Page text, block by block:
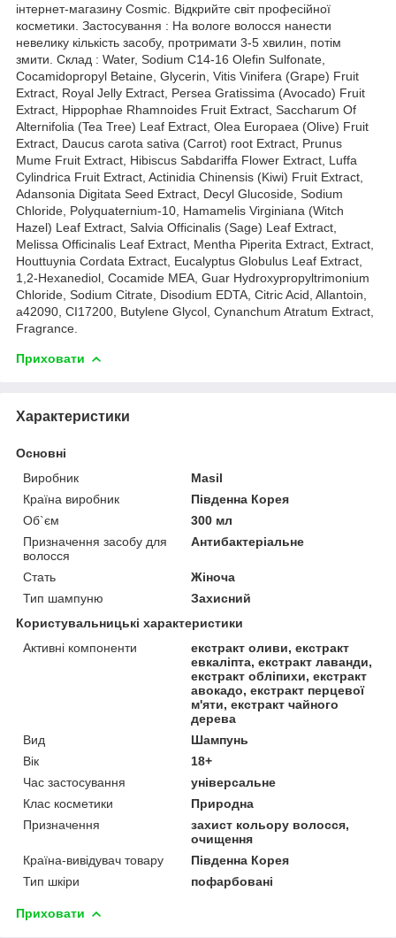
інтернет-магазину Cosmic. Відкрийте світ професійної
косметики. Застосування : На вологе волосся нанести
невелику кількість засобу, протримати 3-5 хвилин, потім
змити. Склад : Water, Sodium C14-16 Olefin Sulfonate,
Cocamidopropyl Betaine, Glycerin, Vitis Vinifera (Grape) Fruit
Extract, Royal Jelly Extract, Persea Gratissima (Avocado) Fruit
Extract, Hippophae Rhamnoides Fruit Extract, Saccharum Of
Alternifolia (Tea Tree) Leaf Extract, Olea Europaea (Olive) Fruit
Extract, Daucus carota sativa (Carrot) root Extract, Prunus
Mume Fruit Extract, Hibiscus Sabdariffa Flower Extract, Luffa
Cylindrica Fruit Extract, Actinidia Chinensis (Kiwi) Fruit Extract,
Adansonia Digitata Seed Extract, Decyl Glucoside, Sodium
Chloride, Polyquaternium-10, Hamamelis Virginiana (Witch
Hazel) Leaf Extract, Salvia Officinalis (Sage) Leaf Extract,
Melissa Officinalis Leaf Extract, Mentha Piperita Extract, Extract,
Houttuynia Cordata Extract, Eucalyptus Globulus Leaf Extract,
1,2-Hexanediol, Cocamide MEA, Guar Hydroxypropyltrimonium
Chloride, Sodium Citrate, Disodium EDTA, Citric Acid, Allantoin,
a42090, CI17200, Butylene Glycol, Cynanchum Atratum Extract,
Fragrance.
Приховати
Характеристики
Основні
Виробник
Masil
Країна виробник
Південна Корея
Об`єм
300 мл
Призначення засобу для
волосся
Антибактеріальне
Стать
Жіноча
Тип шампуню
Захисний
Користувальницькі характеристики
Активні компоненти
екстракт оливи, екстракт
евкаліпта, екстракт лаванди,
екстракт обліпихи, екстракт
авокадо, екстракт перцевої
м'яти, екстракт чайного
дерева
Вид
Шампунь
Вік
18+
Час застосування
універсальне
Клас косметики
Природна
Призначення
захист кольору волосся,
очищення
Країна-вивідувач товару
Південна Корея
Тип шкіри
пофарбовані
Приховати